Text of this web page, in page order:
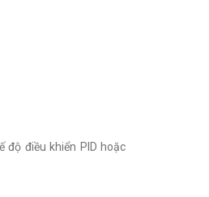
độ điều khiển PID hoặc